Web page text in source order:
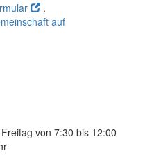
.
auf
von 7:30 bis 12:00